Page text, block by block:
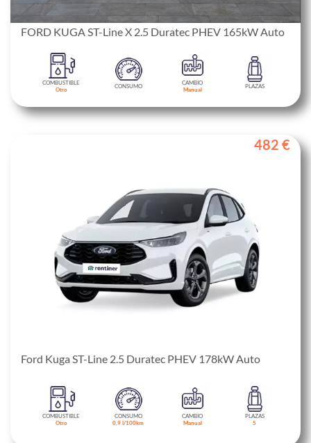
FORD KUGA ST-Line X 2.5 Duratec PHEV 165kW Auto
COMBUSTIBLE
Otro
CONSUMO
CAMBIO
Manual
PLAZAS
482 €
Ford Kuga ST-Line 2.5 Duratec PHEV 178kW Auto
COMBUSTIBLE
Otro
CONSUMO
0,9 l/100km
CAMBIO
Manual
PLAZAS
5